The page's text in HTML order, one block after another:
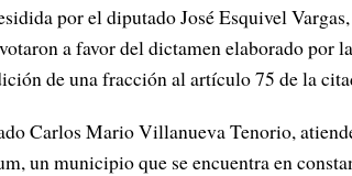
por el diputado José Esquivel
a favor del dictamen elaborado por
de una fracción al artículo 75 de la
Carlos Mario Villanueva Tenorio,
un municipio que se encuentra en